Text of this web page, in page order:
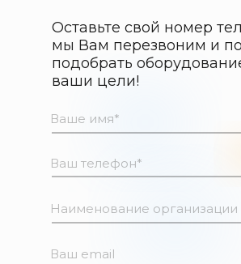
Оставьте свой номер
мы Вам перезвоним и
подобрать
ваши цели!